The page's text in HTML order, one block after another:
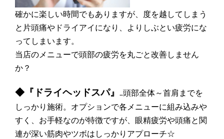
確かに楽しい時間でもありますが、度を越してしまう
と片頭痛やドライアイになり、よりしぶとい疲労にな
ってしまいます。
当店のメニューで頭部の疲労を丸ごと改善しません
か？
◆『ドライヘッドスパ』 …頭部全体～首肩までを
しっかり施術。オプションで各メニューに組み込みや
すく、お手軽なのが特徴ですが、眼精疲労や頭痛と関
連が深い筋肉やツボはしっかりアプローチ☆